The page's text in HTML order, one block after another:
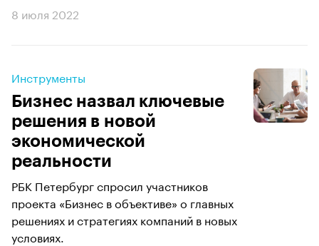
8 июля 2022
Инструменты
Бизнес назвал ключевые
решения в новой
экономической
реальности
РБК Петербург спросил участников
проекта «Бизнес в объективе» о главных
решениях и стратегиях компаний в новых
условиях.